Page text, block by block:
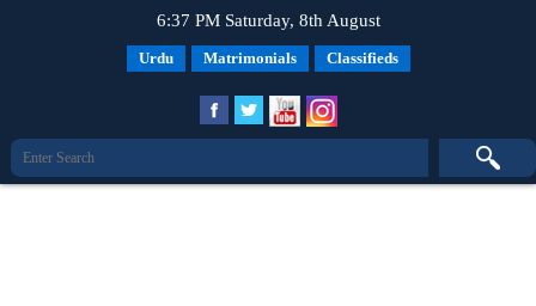
6:37 PM Saturday, 8th August
Urdu Matrimonials Classifieds